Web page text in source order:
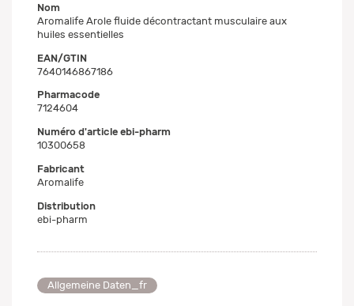
Nom
Aromalife Arole fluide décontractant musculaire aux
huiles essentielles
EAN/GTIN
7640146867186
Pharmacode
7124604
Numéro d'article ebi-pharm
10300658
Fabricant
Aromalife
Distribution
ebi-pharm
Allgemeine Daten_fr